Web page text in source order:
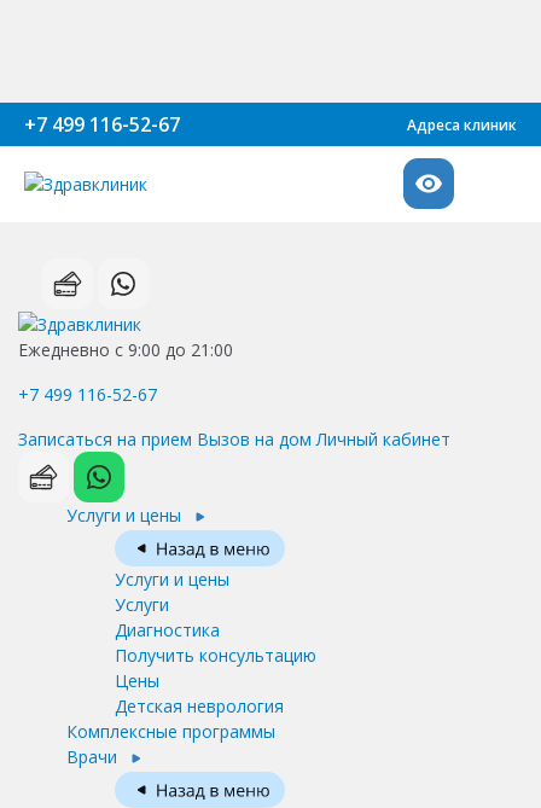
+7 499 116-52-67 Адреса клиник
Ежедневно с 9:00 до 21:00
+7 499 116-52-67
Записаться на прием Вызов на дом Личный кабинет
Услуги и цены
Услуги и цены
Услуги
Диагностика
Получить консультацию
Цены
Детская неврология
Комплексные программы
Врачи